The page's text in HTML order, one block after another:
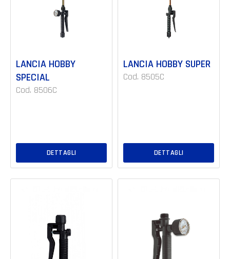
LANCIA HOBBY
SPECIAL
Cod. 8506C
DETTAGLI
LANCIA HOBBY SUPER
Cod. 8505C
DETTAGLI